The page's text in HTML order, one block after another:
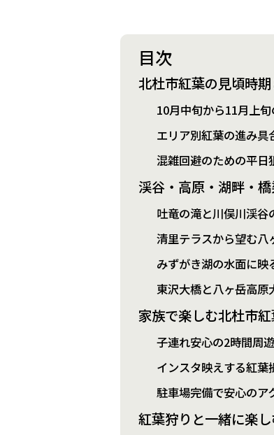
目次
北杜市紅葉の見頃時
10月中旬から11月上
エリア別紅葉の進み具
混雑回避のための平日
渓谷・高原・湖畔・
吐竜の滝と川俣川渓谷
清里テラスから望む八
みずがき湖の水面に映
東沢大橋と八ヶ岳高原
家族で楽しむ北杜市
子連れ安心の2時間周
インスタ映えする紅葉
駐車場完備で安心のア
紅葉狩りと一緒に楽